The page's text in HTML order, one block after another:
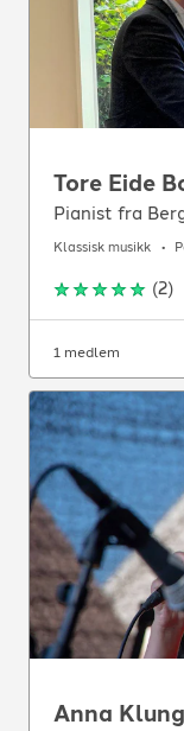
Tore Eide
Pianist fra
Klassisk musikk
(2)
1 medlem
Anna